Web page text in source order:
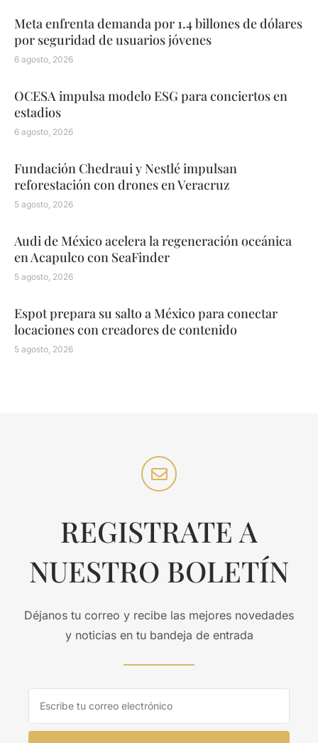
Meta enfrenta demanda por 1.4 billones de dólares
por seguridad de usuarios jóvenes
6 agosto, 2026
OCESA impulsa modelo ESG para conciertos en
estadios
6 agosto, 2026
Fundación Chedraui y Nestlé impulsan
reforestación con drones en Veracruz
5 agosto, 2026
Audi de México acelera la regeneración oceánica
en Acapulco con SeaFinder
5 agosto, 2026
Espot prepara su salto a México para conectar
locaciones con creadores de contenido
5 agosto, 2026
REGISTRATE A
NUESTRO BOLETÍN
Déjanos tu correo y recibe las mejores novedades
y noticias en tu bandeja de entrada